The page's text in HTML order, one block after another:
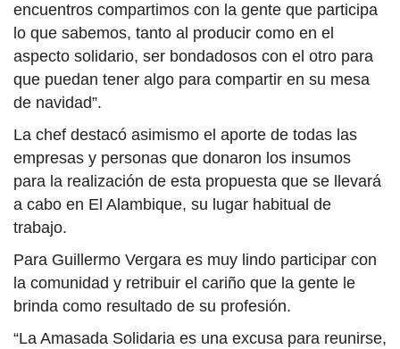
encuentros compartimos con la gente que participa
lo que sabemos, tanto al producir como en el
aspecto solidario, ser bondadosos con el otro para
que puedan tener algo para compartir en su mesa
de navidad”.
La chef destacó asimismo el aporte de todas las
empresas y personas que donaron los insumos
para la realización de esta propuesta que se llevará
a cabo en El Alambique, su lugar habitual de
trabajo.
Para Guillermo Vergara es muy lindo participar con
la comunidad y retribuir el cariño que la gente le
brinda como resultado de su profesión.
“La Amasada Solidaria es una excusa para reunirse,